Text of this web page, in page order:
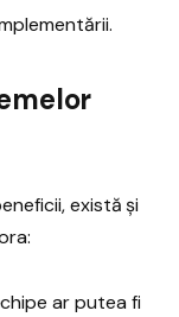
există și
ar putea fi